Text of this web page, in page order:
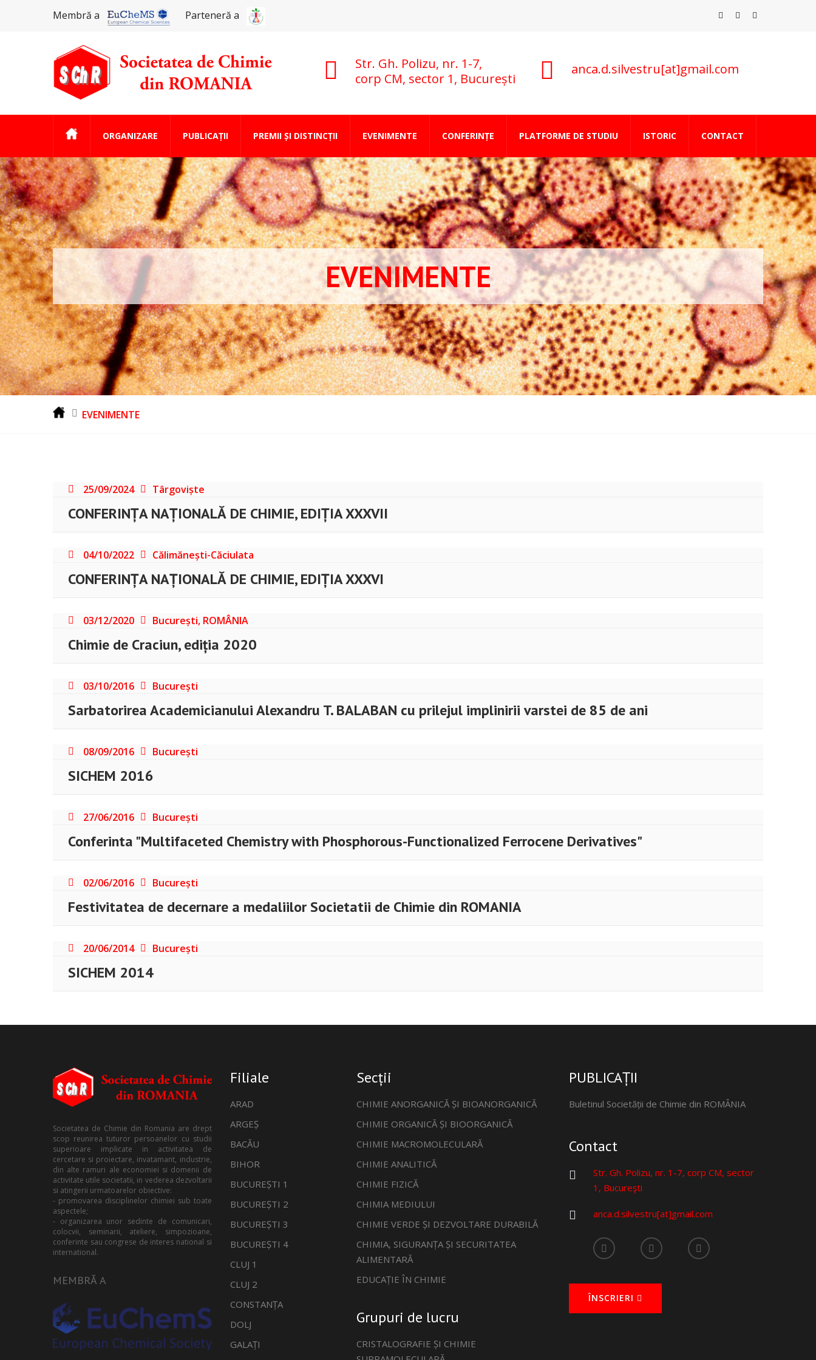
Membră a Parteneră a
Str. Gh. Polizu, nr. 1-7,
corp CM, sector 1, București
anca.d.silvestru[at]gmail.com
ORGANIZARE PUBLICAȚII PREMII ȘI DISTINCȚII EVENIMENTE CONFERINȚE PLATFORME DE STUDIU ISTORIC CONTACT
EVENIMENTE
EVENIMENTE
25/09/2024 Târgoviște
CONFERINȚA NAȚIONALĂ DE CHIMIE, EDIȚIA XXXVII
04/10/2022 Călimănești-Căciulata
CONFERINȚA NAȚIONALĂ DE CHIMIE, EDIȚIA XXXVI
03/12/2020 București, ROMÂNIA
Chimie de Craciun, ediția 2020
03/10/2016 București
Sarbatorirea Academicianului Alexandru T. BALABAN cu prilejul implinirii varstei de 85 de ani
08/09/2016 București
SICHEM 2016
27/06/2016 București
Conferinta "Multifaceted Chemistry with Phosphorous-Functionalized Ferrocene Derivatives"
02/06/2016 București
Festivitatea de decernare a medaliilor Societatii de Chimie din ROMANIA
20/06/2014 București
SICHEM 2014
Societatea de Chimie din Romania are drept
scop reunirea tuturor persoanelor cu studii
superioare implicate in activitatea de
cercetare si proiectare, invatamant, industrie,
din alte ramuri ale economiei si domenii de
activitate utile societatii, in vederea dezvoltarii
si atingerii urmatoarelor obiective:
- promovarea disciplinelor chimiei sub toate
aspectele;
- organizarea unor sedinte de comunicari,
colocvii, seminarii, ateliere, simpozioane,
conferinte sau congrese de interes national si
international.
MEMBRĂ A
Filiale
ARAD
ARGEȘ
BACĂU
BIHOR
BUCUREȘTI 1
BUCUREȘTI 2
BUCUREȘTI 3
BUCUREȘTI 4
CLUJ 1
CLUJ 2
CONSTANȚA
DOLJ
GALAȚI
Secții
CHIMIE ANORGANICĂ ȘI BIOANORGANICĂ
CHIMIE ORGANICĂ ȘI BIOORGANICĂ
CHIMIE MACROMOLECULARĂ
CHIMIE ANALITICĂ
CHIMIE FIZICĂ
CHIMIA MEDIULUI
CHIMIE VERDE ȘI DEZVOLTARE DURABILĂ
CHIMIA, SIGURANȚA ȘI SECURITATEA
ALIMENTARĂ
EDUCAȚIE ÎN CHIMIE
Grupuri de lucru
CRISTALOGRAFIE ȘI CHIMIE
PUBLICAȚII
Buletinul Societății de Chimie din ROMÂNIA
Contact
Str. Gh. Polizu, nr. 1-7, corp CM, sector
1, Bucureşti
anca.d.silvestru[at]gmail.com
ÎNSCRIERI